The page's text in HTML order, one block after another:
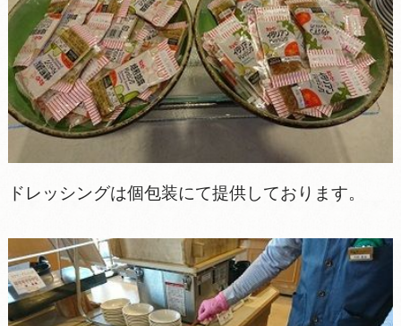
ドレッシングは個包装にて提供しております。